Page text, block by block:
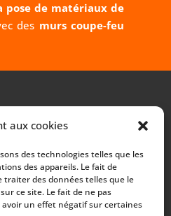
aux cookies
des technologies telles que les
des appareils. Le fait de
des données telles que le
ce site. Le fait de ne pas
un effet négatif sur certaines
pose de matériaux de
des murs coupe-feu